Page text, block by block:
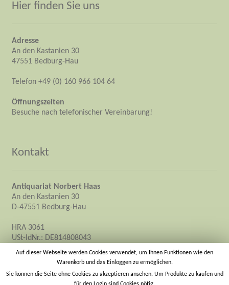
Hier finden Sie uns
Adresse
An den Kastanien 30
47551 Bedburg-Hau
Telefon +49 (0) 160 966 104 64
Öffnungszeiten
Besuche nach telefonischer Vereinbarung!
Kontakt
Antiquariat Norbert Haas
An den Kastanien 30
D-47551 Bedburg-Hau
HRA 3061
USt-IdNr.: DE814808043
Inhaber: Norbert Haas
Auf dieser Webseite werden Cookies verwendet, um Ihnen Funktionen wie den
Warenkorb und das Einloggen zu ermöglichen.
Sie können die Seite ohne Cookies zu akzeptieren ansehen. Um Produkte zu kaufen und